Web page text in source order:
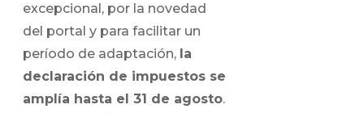
excepcional, por la novedad
del portal y para facilitar un
período de adaptación, la
declaración de impuestos se
amplía hasta el 31 de agosto.